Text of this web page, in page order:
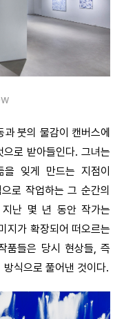
붓의 물감이 캔버스에
로 받아들인다. 그녀는
잊게 만드는 지점이
로 작업하는 그 순간의
지난 몇 년 동안 작가는
지가 확장되어 떠오르는
품들은 당시 현상들, 즉
식으로 풀어낸 것이다.